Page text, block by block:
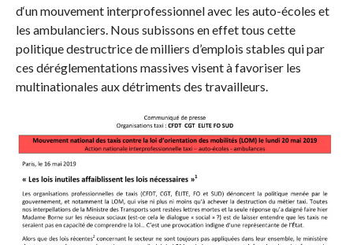
d‘un mouvement interprofessionnel avec les auto-écoles et
les ambulanciers. Nous subissons en effet tous cette
politique destructrice de milliers d’emplois stables qui par
ces déréglementations massives visent à favoriser les
multinationales aux détriments des travailleurs.